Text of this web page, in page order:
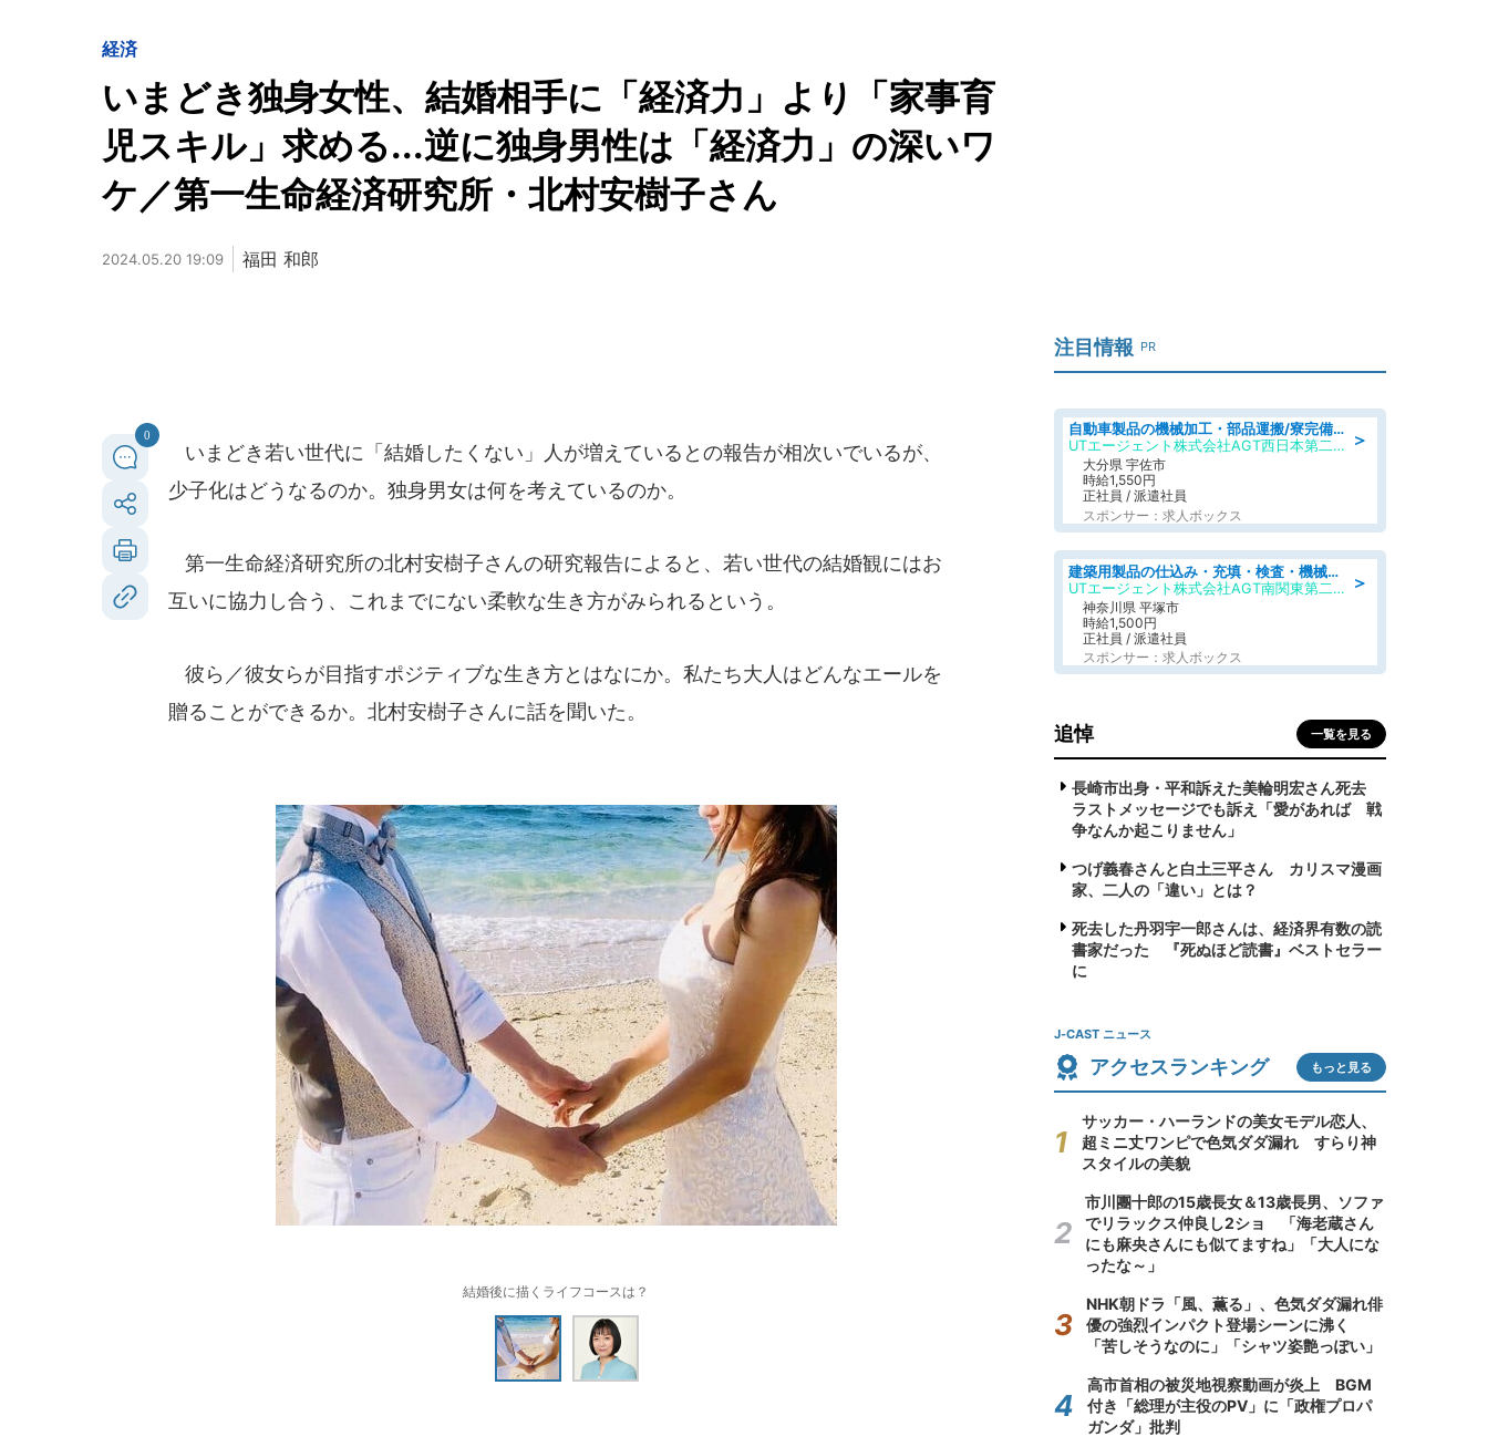
経済
いまどき独身女性、結婚相手に「経済力」より「家事育
児スキル」求める...逆に独身男性は「経済力」の深いワ
ケ／第一生命経済研究所・北村安樹子さん
2024.05.20 19:09 福田 和郎
0
いまどき若い世代に「結婚したくない」人が増えているとの報告が相次いでいるが、
少子化はどうなるのか。独身男女は何を考えているのか。
第一生命経済研究所の北村安樹子さんの研究報告によると、若い世代の結婚観にはお
互いに協力し合う、これまでにない柔軟な生き方がみられるという。
彼ら／彼女らが目指すポジティブな生き方とはなにか。私たち大人はどんなエールを
贈ることができるか。北村安樹子さんに話を聞いた。
結婚後に描くライフコースは？
注目情報 PR
＞
自動車製品の機械加工・部品運搬/寮完備/日払い/工場・製造
UTエージェント株式会社AGT西日本第二CU
大分県 宇佐市
時給1,550円
正社員 / 派遣社員
スポンサー：求人ボックス
＞
建築用製品の仕込み・充填・検査・機械操作/寮完備/日払い/工場・製造
UTエージェント株式会社AGT南関東第二CU
神奈川県 平塚市
時給1,500円
正社員 / 派遣社員
スポンサー：求人ボックス
追悼 一覧を見る
長崎市出身・平和訴えた美輪明宏さん死去
ラストメッセージでも訴え「愛があれば 戦
争なんか起こりません」
つげ義春さんと白土三平さん カリスマ漫画
家、二人の「違い」とは？
死去した丹羽宇一郎さんは、経済界有数の読
書家だった 『死ぬほど読書』ベストセラー
に
J-CAST ニュース
アクセスランキング もっと見る
サッカー・ハーランドの美女モデル恋人、
超ミニ丈ワンピで色気ダダ漏れ すらり神
スタイルの美貌
市川團十郎の15歳長女＆13歳長男、ソファ
でリラックス仲良し2ショ 「海老蔵さん
にも麻央さんにも似てますね」「大人にな
ったな～」
NHK朝ドラ「風、薫る」、色気ダダ漏れ俳
優の強烈インパクト登場シーンに沸く
「苦しそうなのに」「シャツ姿艶っぽい」
高市首相の被災地視察動画が炎上 BGM
付き「総理が主役のPV」に「政権プロパ
ガンダ」批判